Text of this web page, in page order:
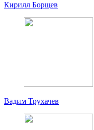
Кирилл Борщев
Вадим Трухачев